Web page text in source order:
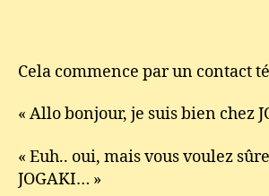
Cela commence par un contact
« Allo bonjour, je suis bien chez
« Euh.. oui, mais vous voulez
JOGAKI… »